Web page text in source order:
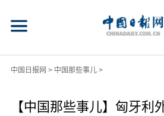
中国日报网 > 中国那些事儿>
【中国那些事儿】匈牙利